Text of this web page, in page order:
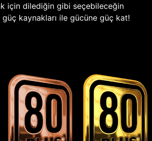
için dilediğin gibi seçebileceğin
kaynakları ile gücüne güç kat!